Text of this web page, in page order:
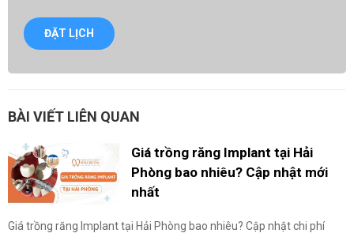
ĐẶT LỊCH
BÀI VIẾT LIÊN QUAN
Giá trồng răng Implant tại Hải
Phòng bao nhiêu? Cập nhật mới
nhất
Giá trồng răng Implant tại Hải Phòng bao nhiêu? Cập nhật chi phí